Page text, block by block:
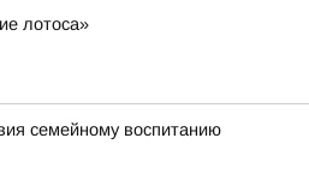
лотоса»
семейному воспитанию